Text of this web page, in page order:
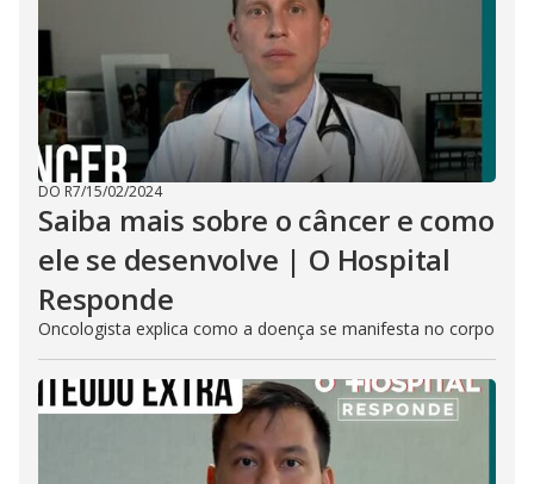
DO R7/15/02/2024
Saiba mais sobre o câncer e como
ele se desenvolve | O Hospital
Responde
Oncologista explica como a doença se manifesta no corpo